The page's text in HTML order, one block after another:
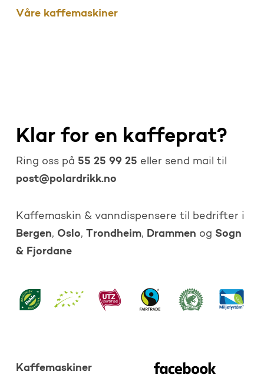
Våre kaffemaskiner
Klar for en kaffeprat?
Ring oss på 55 25 99 25 eller send mail til
post@polardrikk.no
Kaffemaskin & vanndispensere til bedrifter i
Bergen, Oslo, Trondheim, Drammen og Sogn
& Fjordane
Kaffemaskiner